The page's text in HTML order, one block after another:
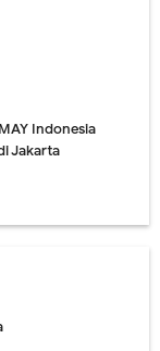
Indonesia
Jakarta